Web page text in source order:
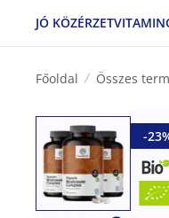
JÓ KÖZÉRZET
Főoldal Összes
-